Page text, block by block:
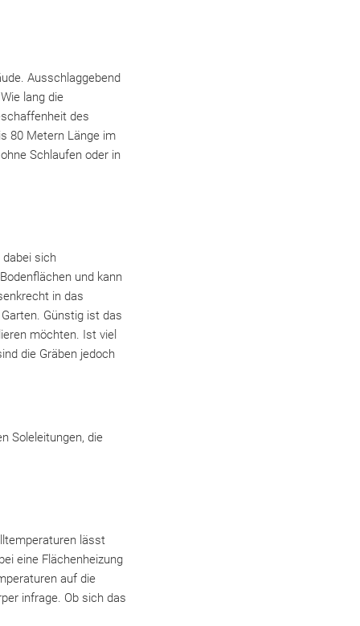
Ausschlaggebend
lang die
des
80 Metern Länge im
Schlaufen oder in
dabei sich
und kann
in das
Günstig ist das
möchten. Ist viel
die Gräben jedoch
Soleleitungen, die
lässt
eine Flächenheizung
auf die
infrage. Ob sich das